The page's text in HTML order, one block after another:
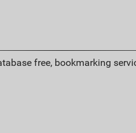
free, bookmarking